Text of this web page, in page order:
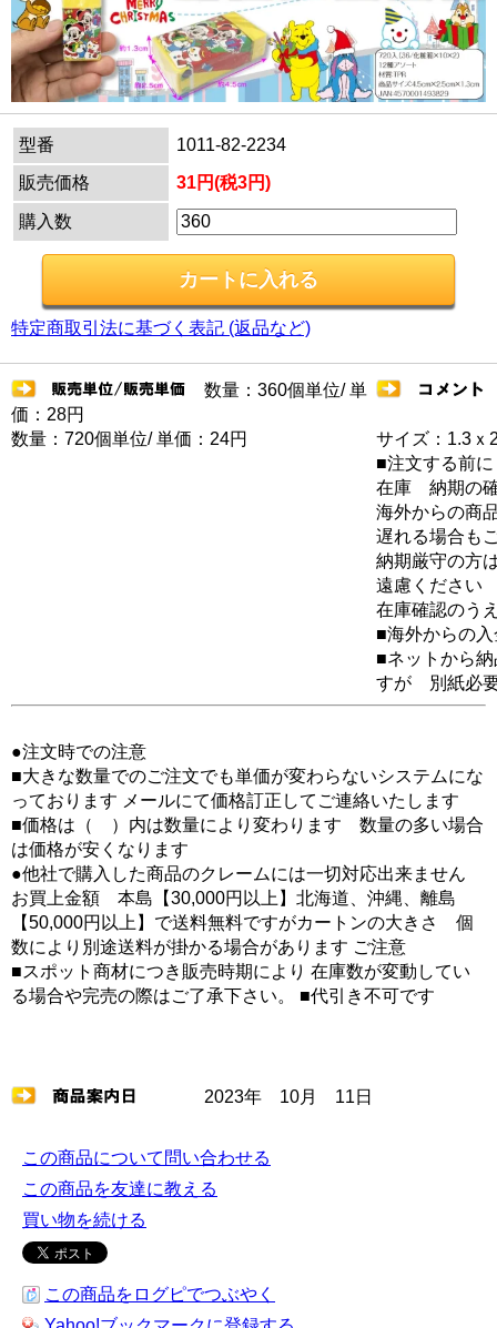
型番
1011-82-2234
販売価格
31円(税3円)
購入数
特定商取引法に基づく表記 (返品など)
数量：360個単位/ 単
価：28円
数量：720個単位/ 単価：24円
サイズ：1.3
■注文する前に
在庫 納期の
海外からの商
遅れる場合も
納期厳守の方
遠慮ください
在庫確認のう
■海外からの
■ネットから
すが 別紙必
●注文時での注意
■大きな数量でのご注文でも単価が変わらないシステムにな
っております メールにて価格訂正してご連絡いたします
■価格は（ ）内は数量により変わります 数量の多い場合
は価格が安くなります
●他社で購入した商品のクレームには一切対応出来ません
お買上金額 本島【30,000円以上】北海道、沖縄、離島
【50,000円以上】で送料無料ですがカートンの大きさ 個
数により別途送料が掛かる場合があります ご注意
■スポット商材につき販売時期により 在庫数が変動してい
る場合や完売の際はご了承下さい。 ■代引き不可です
2023年 10月 11日
この商品について問い合わせる
この商品を友達に教える
買い物を続ける
この商品をログピでつぶやく